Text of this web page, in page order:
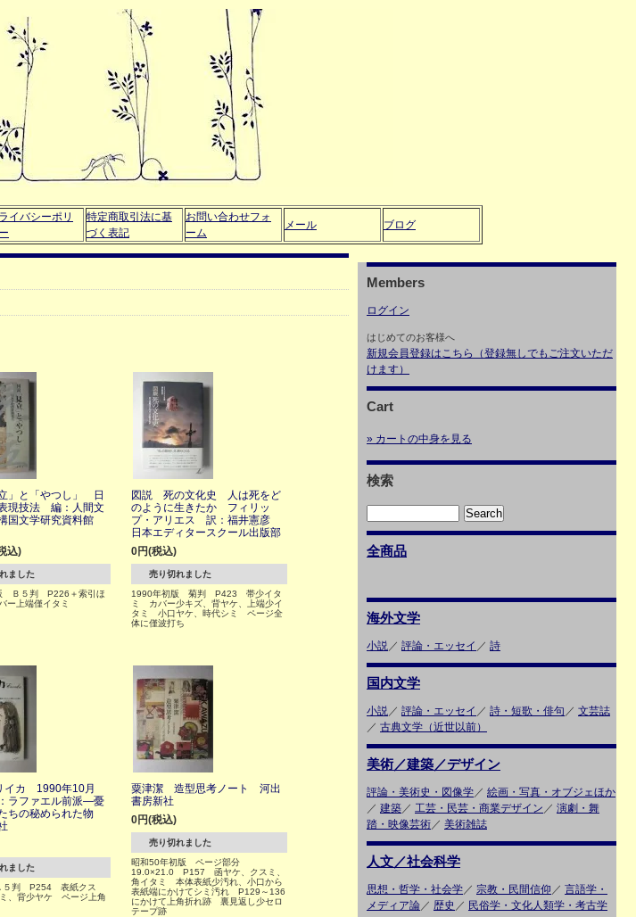
イバシーポリ
特定商取引法に基
づく表記
お問い合わせフォ
ーム
メール ブログ
」と「やつし」 日
現技法 編：人間文
国文学研究資料館
込)
ました
Ｂ５判 P226＋索引ほ
上端僅イタミ
図説 死の文化史 人は死をど
のように生きたか フィリッ
プ・アリエス 訳：福井憲彦
日本エディタースクール出版部
0円(税込)
売り切れました
1990年初版 菊判 P423 帯少イタ
ミ カバー少キズ、背ヤケ、上端少イ
タミ 小口ヤケ、時代シミ ページ全
体に僅波打ち
イカ 1990年10月
ラファエル前派―憂
ちの秘められた物
ました
判 P254 表紙クス
、背少ヤケ ページ上角
粟津潔 造型思考ノート 河出
書房新社
0円(税込)
売り切れました
昭和50年初版 ページ部分
19.0×21.0 P157 函ヤケ、クスミ、
角イタミ 本体表紙少汚れ、小口から
表紙端にかけてシミ汚れ P129～136
にかけて上角折れ跡 裏見返し少セロ
テープ跡
Members
ログイン
はじめてのお客様へ
新規会員登録はこちら（登録無しでもご注文いただ
けます）
Cart
» カートの中身を見る
検索
全商品
海外文学
小説／ 評論・エッセイ ／ 詩
国内文学
小説／ 評論・エッセイ ／ 詩・短歌・俳句 ／ 文芸誌
／ 古典文学（近世以前）
美術／建築／デザイン
評論・美術史・図像学／ 絵画・写真・オブジェほか
／ 建築／ 工芸・民芸・商業デザイン ／ 演劇・舞
踏・映像芸術／ 美術雑誌
人文／社会科学
思想・哲学・社会学／ 宗教・民間信仰 ／ 言語学・
メディア論／ 歴史 ／ 民俗学・文化人類学・考古学